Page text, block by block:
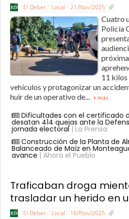
El Deber Local 21/Nov/2025
Cuatro
Policía
11 kilos
vehículos y protagonizar un
huir de un operativo de... + más
Dificultades con el certificado
desatan 414 quejas ante la
jornada electoral| La Prensa
Construcción de la Planta de
Balanceado de Maíz en
avance | Ahora el Pueblo
Traficaban droga
trasladar un herido en
El Deber Local 16/Nov/2025